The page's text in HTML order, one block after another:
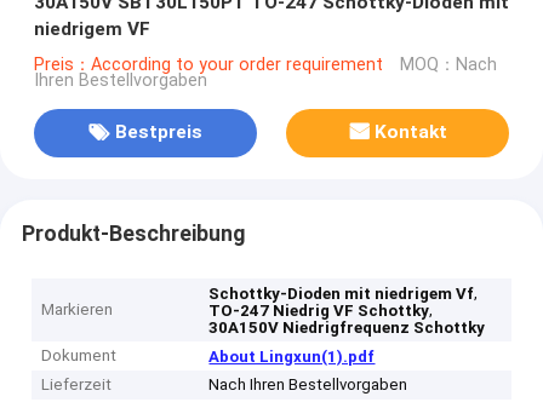
niedrigem VF
Preis：According to your order requirement MOQ：Nach
Ihren Bestellvorgaben
Bestpreis Kontakt
Produkt-Beschreibung
Markieren
Schottky-Dioden mit niedrigem Vf,
TO-247 Niedrig VF Schottky,
30A150V Niedrigfrequenz Schottky
Dokument
About Lingxun(1).pdf
Lieferzeit
Nach Ihren Bestellvorgaben